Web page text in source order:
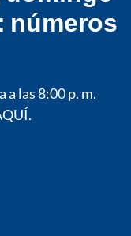
números
a las 8:00 p. m.